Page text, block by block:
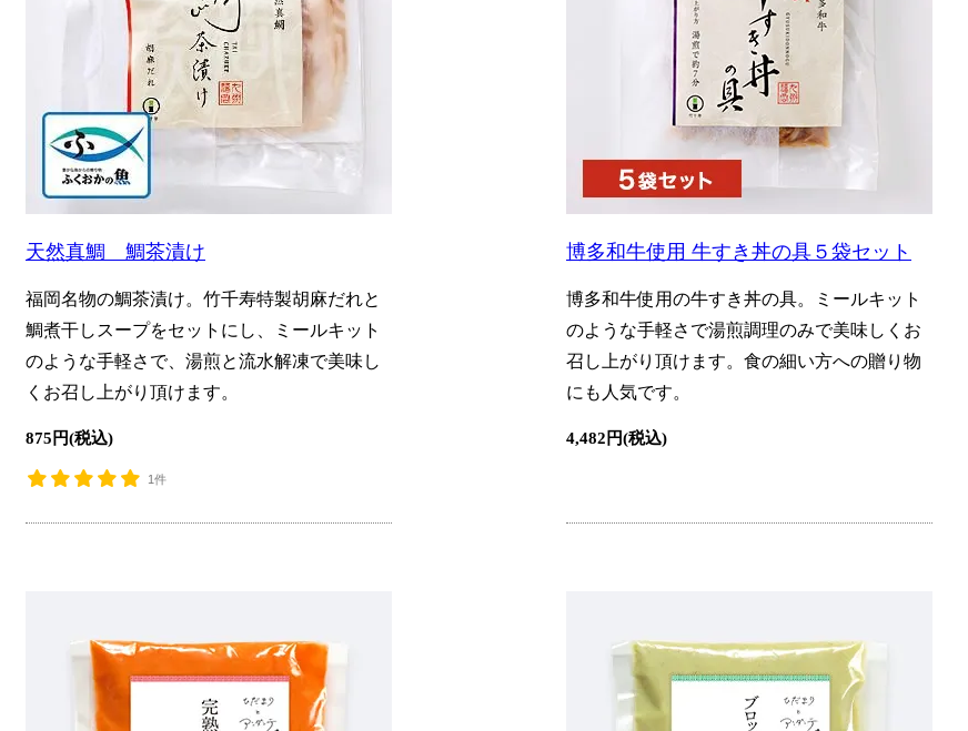
天然真鯛 鯛茶漬け
福岡名物の鯛茶漬け。竹千寿特製胡麻だれと
鯛煮干しスープをセットにし、ミールキット
のような手軽さで、湯煎と流水解凍で美味し
くお召し上がり頂けます。
875円(税込)
1件
博多和牛使用 牛すき丼の具５袋セット
博多和牛使用の牛すき丼の具。ミールキット
のような手軽さで湯煎調理のみで美味しくお
召し上がり頂けます。食の細い方への贈り物
にも人気です。
4,482円(税込)